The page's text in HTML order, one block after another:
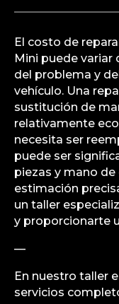
El costo de
Mini puede variar
del problema y
vehículo. Una
sustitución de
relativamente
necesita ser
puede ser
piezas y mano de
estimación
un taller
y proporcionarte
—
En nuestro taller
servicios